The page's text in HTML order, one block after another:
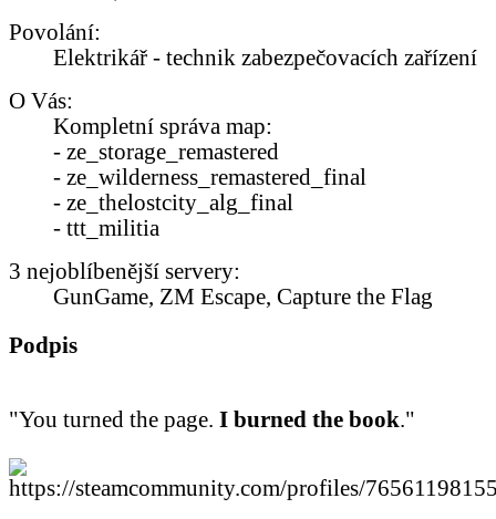
Povolání:
Elektrikář - technik zabezpečovacích zařízení
O Vás:
Kompletní správa map:
- ze_storage_remastered
- ze_wilderness_remastered_final
- ze_thelostcity_alg_final
- ttt_militia
3 nejoblíbenější servery:
GunGame, ZM Escape, Capture the Flag
Podpis
"You turned the page. I burned the book."